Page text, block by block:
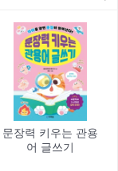
문장력 키우는 관용
어 글쓰기